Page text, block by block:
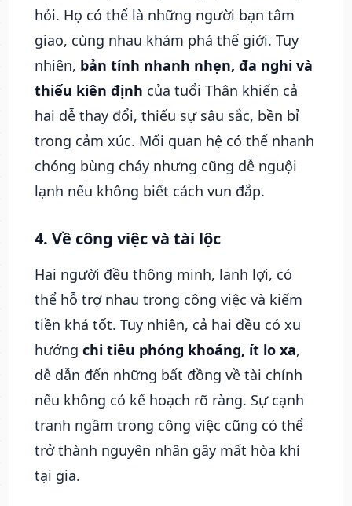
hỏi. Họ có thể là những người bạn tâm
giao, cùng nhau khám phá thế giới. Tuy
nhiên, bản tính nhanh nhẹn, đa nghi và
thiếu kiên định của tuổi Thân khiến cả
hai dễ thay đổi, thiếu sự sâu sắc, bền bỉ
trong cảm xúc. Mối quan hệ có thể nhanh
chóng bùng cháy nhưng cũng dễ nguội
lạnh nếu không biết cách vun đắp.
4. Về công việc và tài lộc
Hai người đều thông minh, lanh lợi, có
thể hỗ trợ nhau trong công việc và kiếm
tiền khá tốt. Tuy nhiên, cả hai đều có xu
hướng chi tiêu phóng khoáng, ít lo xa,
dễ dẫn đến những bất đồng về tài chính
nếu không có kế hoạch rõ ràng. Sự cạnh
tranh ngầm trong công việc cũng có thể
trở thành nguyên nhân gây mất hòa khí
tại gia.